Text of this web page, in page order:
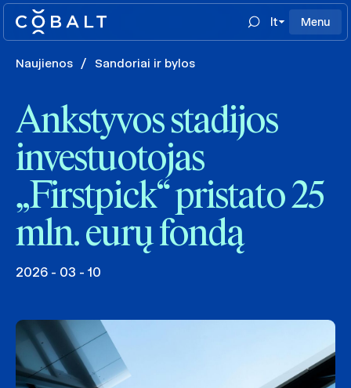
lt Menu
Naujienos / Sandoriai ir bylos
Ankstyvos stadijos
investuotojas
„Firstpick“ pristato 25
mln. eurų fondą
2026 - 03 - 10